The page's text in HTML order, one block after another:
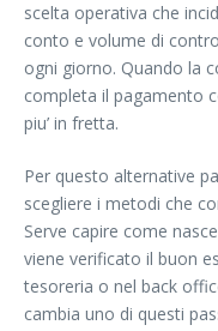
scelta operativa che
conto e volume di
ogni giorno. Quando la
completa il pagamento
piu’ in fretta.
Per questo alternative
scegliere i metodi che
Serve capire come
viene verificato il buon
tesoreria o nel back
cambia uno di questi